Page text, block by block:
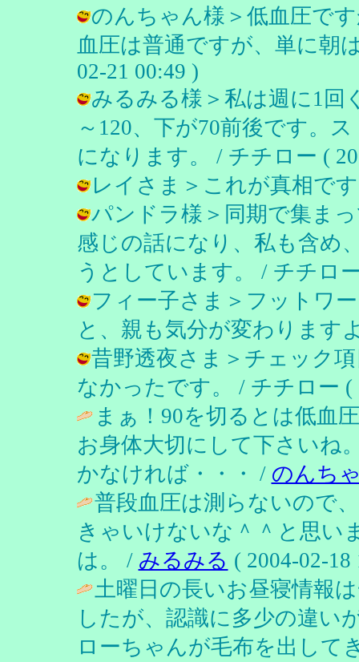
のんちゃん様＞低血圧で
血圧は普通ですが、単に朝
02-21 00:49 )
みるみる様＞私は週に1回
～120、下が70前後です。
になります。 / チチロー (
レイさま＞これが真相で
パンドラ様＞同期で集ま
感じの話になり、私も含め
うとしています。 / チチロ
フィー子さま＞フットワ
と、親も気分が変わります
昔野透夜さま＞チェック
なかったです。 / チチロー (
まぁ！90を切るとは低血
お身体大切にして下さいね
かなければ・・・ / のんち
普段血圧は測らないので
きゃいけないな＾＾と思い
は。 / みるみる ( 2004-02-18
土曜日の長いお昼寝情報
したが、認識に多少の違い
ローちゃんが毛布を出して